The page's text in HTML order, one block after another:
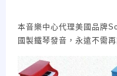
本音樂中心代理美國品牌
國製鐵琴發音，永遠不需
地彈奏出小曲子。各種尺
兒所安親班下單訂購。另